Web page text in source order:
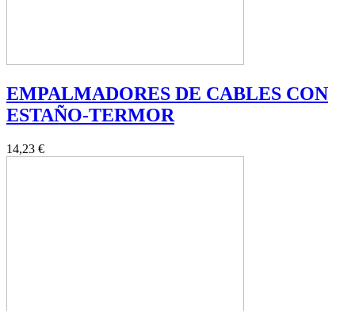
EMPALMADORES DE CABLES CON
ESTAÑO-TERMOR
14,23 €